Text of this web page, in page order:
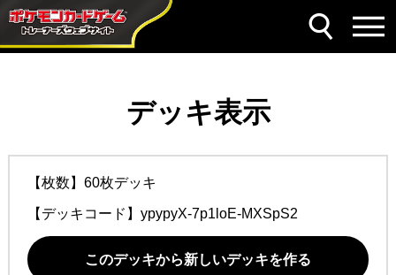
デッキ表示
【枚数】60枚デッキ
【デッキコード】 ypypyX-7p1loE-MXSpS2
このデッキから新しいデッキを作る